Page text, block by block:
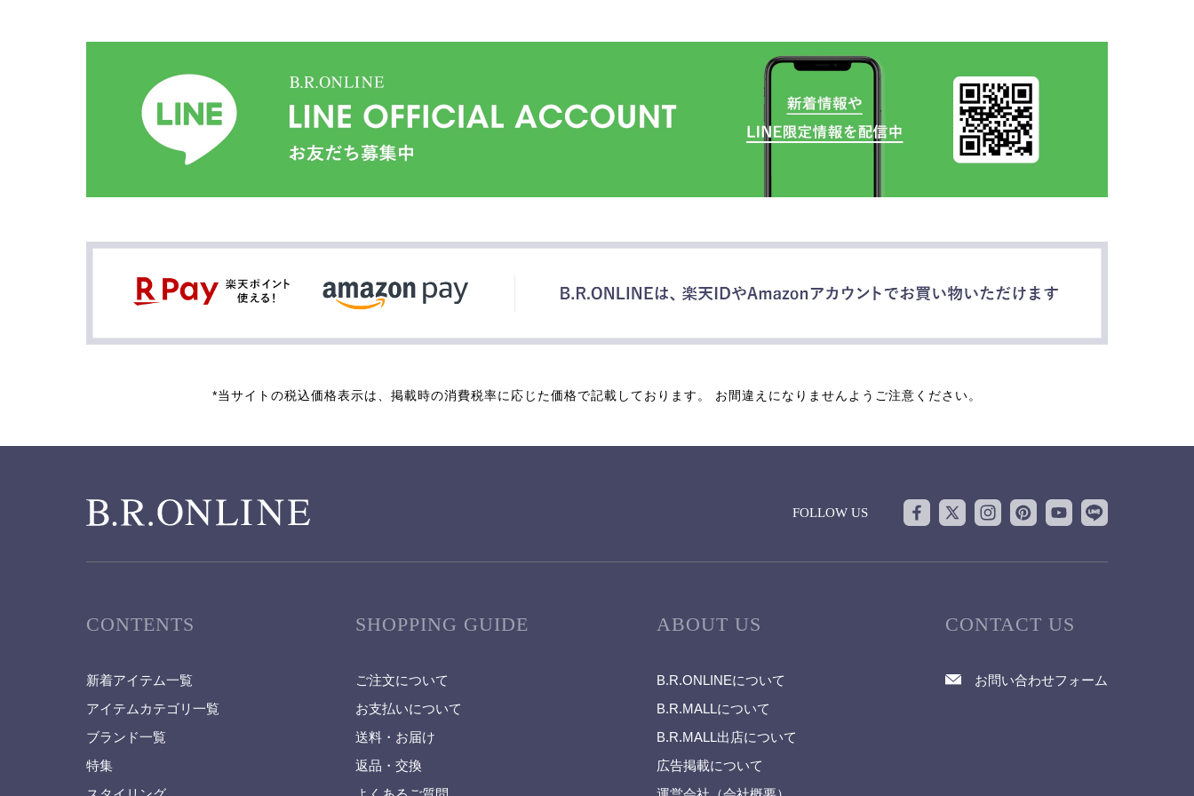
*当サイトの税込価格表示は、掲載時の消費税率に応じた価格で記載しております。 お間違えになりませんようご注意ください。
FOLLOW US
CONTENTS
新着アイテム一覧
アイテムカテゴリ一覧
ブランド一覧
特集
SHOPPING GUIDE
ご注文について
お支払いについて
送料・お届け
返品・交換
ABOUT US
B.R.ONLINEについて
B.R.MALLについて
B.R.MALL出店について
広告掲載について
CONTACT US
お問い合わせフォーム